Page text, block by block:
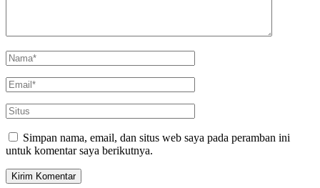
Simpan nama, email, dan situs web saya pada peramban ini
untuk komentar saya berikutnya.